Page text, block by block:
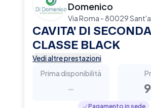
Domenico
Via Roma - 80029
CAVITA' DI SECONDA
CLASSE BLACK
Vedi altre prestazioni
Prima disponibilità
-
Pagamento in sede